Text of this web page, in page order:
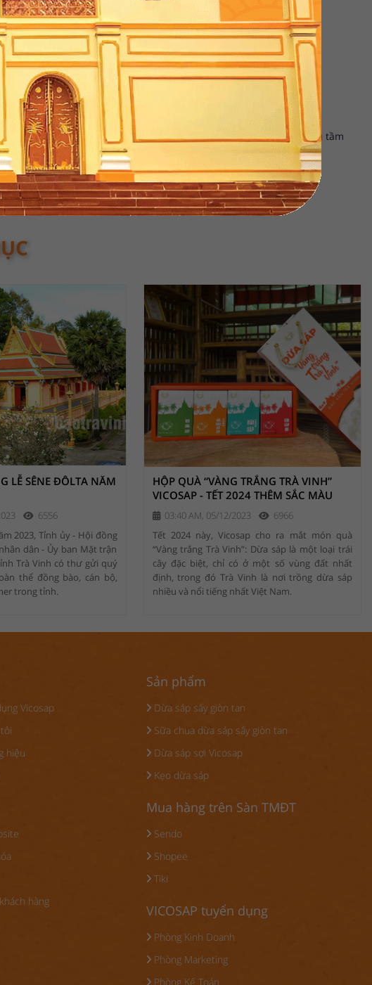
Sưu tầm
LỄ SÊNE ĐÔLTA NĂM
6556
2023, Tỉnh ủy - Hội đồng
dân - Ủy ban Mặt trận
Trà Vinh có thư gửi quý
thể đồng bào, cán bộ,
trong tỉnh.
HỘP QUÀ “VÀNG TRẮNG TRÀ VINH”
VICOSAP - TẾT 2024 THÊM SẮC MÀU
03:40 AM, 05/12/2023
6966
Tết 2024 này, Vicosap cho ra mắt món quà
“Vàng trắng Trà Vinh”: Dừa sáp là một loại trái
cây đặc biệt, chỉ có ở một số vùng đất nhất
định, trong đó Trà Vinh là nơi trồng dừa sáp
nhiều và nổi tiếng nhất Việt Nam.
Vicosap
hiệu
Sản phẩm
Dừa sáp sấy giòn tan
Sữa chua dừa sáp sấy giòn tan
Dừa sáp sợi Vicosap
Kẹo dừa sáp
hàng
Mua hàng trên Sàn TMĐT
Sendo
Shopee
Tiki
VICOSAP tuyển dụng
Phòng Kinh Doanh
Phòng Marketing
Phòng Kế Toán